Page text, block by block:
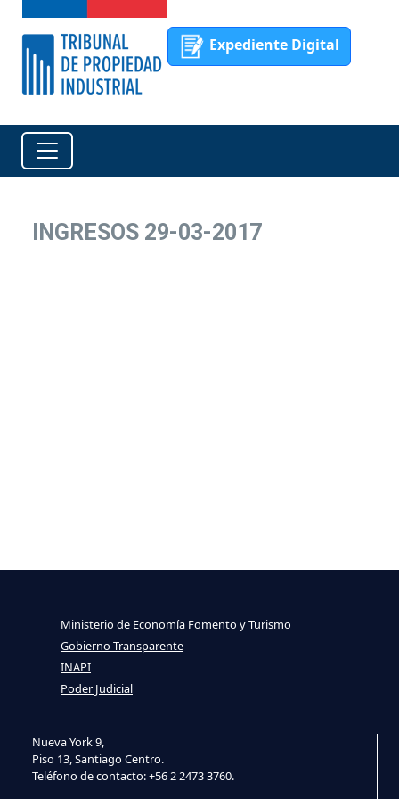
Expediente Digital
INGRESOS 29-03-2017
Nueva York 9,
Piso 13, Santiago Centro.
Teléfono de contacto: +56 2 2473 3760.
Ministerio de Economía Fomento y Turismo
Gobierno Transparente
INAPI
Poder Judicial